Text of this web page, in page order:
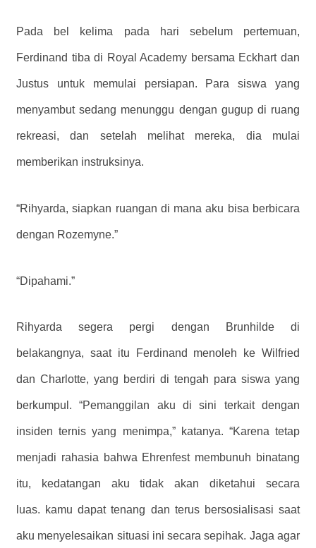
Pada bel kelima pada hari sebelum pertemuan,
Ferdinand tiba di Royal Academy bersama Eckhart dan
Justus untuk memulai persiapan. Para siswa yang
menyambut sedang menunggu dengan gugup di ruang
rekreasi, dan setelah melihat mereka, dia mulai
memberikan instruksinya.
“Rihyarda, siapkan ruangan di mana aku bisa berbicara
dengan Rozemyne.”
“Dipahami.”
Rihyarda segera pergi dengan Brunhilde di
belakangnya, saat itu Ferdinand menoleh ke Wilfried
dan Charlotte, yang berdiri di tengah para siswa yang
berkumpul. “Pemanggilan aku di sini terkait dengan
insiden ternis yang menimpa,” katanya. “Karena tetap
menjadi rahasia bahwa Ehrenfest membunuh binatang
itu, kedatangan aku tidak akan diketahui secara
luas. kamu dapat tenang dan terus bersosialisasi saat
aku menyelesaikan situasi ini secara sepihak. Jaga agar